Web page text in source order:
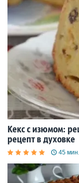
Кекс с изюмом:
рецепт в духовке
45 мин.